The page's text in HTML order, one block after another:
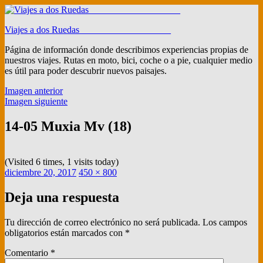
Ir
contenido
Viajes a dos Ruedas ___________________
Página de información donde describimos experiencias propias de
nuestros viajes. Rutas en moto, bici, coche o a pie, cualquier medio
es útil para poder descubrir nuevos paisajes.
Imagen anterior
Imagen siguiente
14-05 Muxia Mv (18)
(Visited 6 times, 1 visits today)
Publicado
diciembre 20, 2017 Tamaño
450 × 800
Deja una respuesta
Tu dirección de correo electrónico no será publicada. Los campos
obligatorios están marcados con *
Comentario *